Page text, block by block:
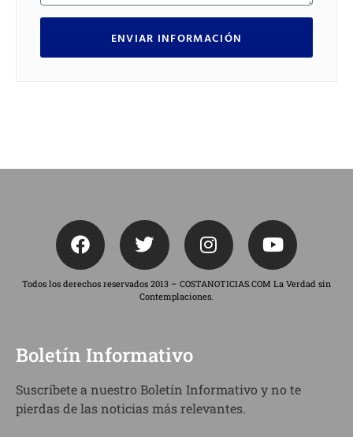
ENVIAR INFORMACIÓN
Todos los derechos reservados 2013 – COSTANOTICIAS.COM La Verdad sin
Contemplaciones.
Boletín Informativo
Suscríbete a nuestro Boletín Informativo y no te
pierdas de las noticias más relevantes.